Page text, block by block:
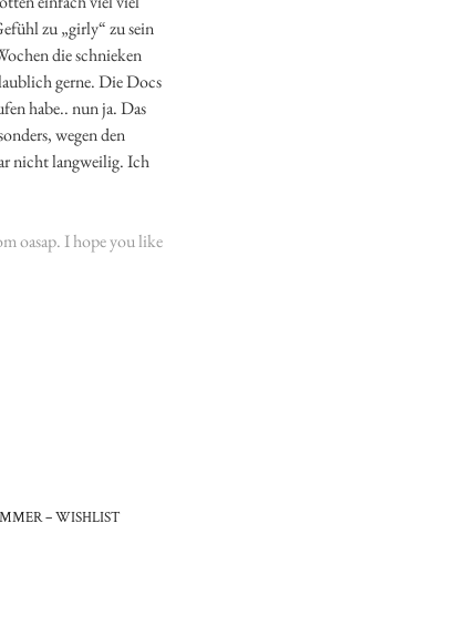
zu „girly“ zu sein
die schnieken
gerne. Die Docs
habe.. nun ja. Das
wegen den
nicht langweilig. Ich
oasap. I hope you like
– WISHLIST